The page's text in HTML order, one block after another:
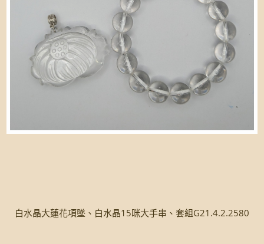
白水晶大蓮花項墜、白水晶15咪大手串、套組G21.4.2.2580